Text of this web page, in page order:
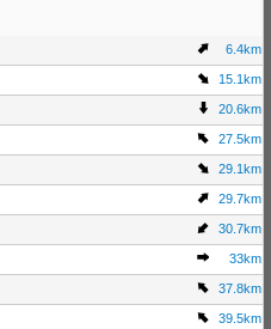
6.4km
15.1km
20.6km
27.5km
29.1km
29.7km
30.7km
33km
37.8km
39.5km